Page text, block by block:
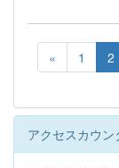
« 1 2
アクセスカウン